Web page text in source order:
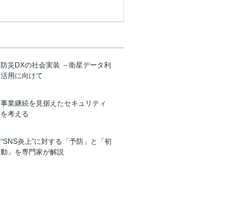
防災DXの社会実装 －衛星データ利
活用に向けて
事業継続を見据えたセキュリティ
を考える
“SNS炎上”に対する「予防」と「初
動」を専門家が解説